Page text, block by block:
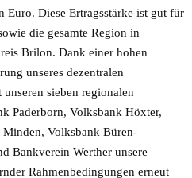
Diese Ertragsstärke ist gut für
die gesamte Region in
Brilon. Dank einer hohen
unseres dezentralen
sieben regionalen
Paderborn, Volksbank Höxter,
Volksbank Büren-
Bankverein Werther unsere
Rahmenbedingungen erneut